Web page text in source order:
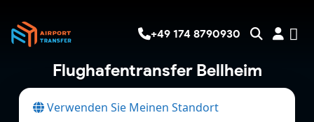
+49 174 8790930
Flughafentransfer Bellheim
Verwenden Sie Meinen Standort